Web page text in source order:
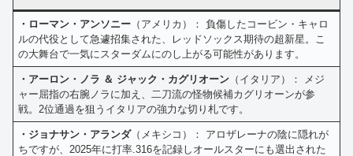
・ローマン・アンソニー （アメリカ）： 負傷したコービン・キャロ
ルの代役として急遽招集された、レッドソックス期待の超新星。こ
の大舞台で一気にスターダムにのし上がる可能性があります。
・アーロン・ノラ ＆ ジャック・カグリオーン （イタリア）： メジ
ャー屈指の右腕ノラに加え、二刀流の怪物候補カグリオーンが参
戦。2位通過を狙うイタリアの強力な切り札です。
・ジョナサン・アランダ（メキシコ）： アロザレーナの陰に隠れが
ちですが、2025年に打率.316を記録しオールスターにも選出された